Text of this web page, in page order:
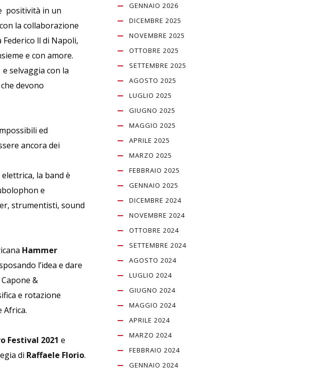
positività in un
la collaborazione
ll di Napoli,
e con amore.
selvaggia con la
devono
ed
ancora dei
la band è
e
strumentisti, sound
Hammer
l’idea e dare
&
e rotazione
Africa.
Festival 2021 e
di Raffaele Florio.
GENNAIO 2026
DICEMBRE 2025
NOVEMBRE 2025
OTTOBRE 2025
SETTEMBRE 2025
AGOSTO 2025
LUGLIO 2025
GIUGNO 2025
MAGGIO 2025
APRILE 2025
MARZO 2025
FEBBRAIO 2025
GENNAIO 2025
DICEMBRE 2024
NOVEMBRE 2024
OTTOBRE 2024
SETTEMBRE 2024
AGOSTO 2024
LUGLIO 2024
GIUGNO 2024
MAGGIO 2024
APRILE 2024
MARZO 2024
FEBBRAIO 2024
GENNAIO 2024